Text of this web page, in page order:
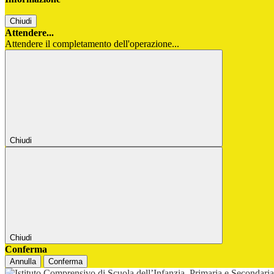
Chiudi
Attendere...
Attendere il completamento dell'operazione...
Chiudi
Chiudi
Conferma
Annulla Conferma